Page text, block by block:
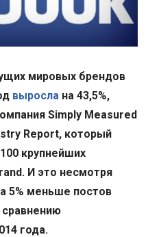
мировых брендов
выросла на 43,5%,
Simply Measured
Report, который
крупнейших
И это несмотря
5% меньше постов
года.